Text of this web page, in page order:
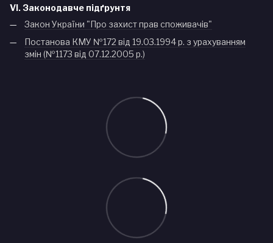
VI. Законодавче підґрунтя
Закон України "Про захист прав споживачів"
Постанова КМУ №172 від 19.03.1994 р. з урахуванням
змін (№1173 від 07.12.2005 р.)